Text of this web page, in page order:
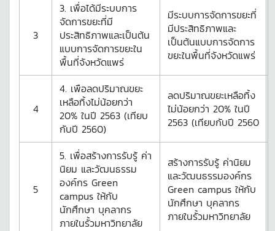
3
3. เพื่อได้มีระบบการ
จัดการขยะที่มี
ประสิทธิภาพและเป็นต้น
แบบการจัดการขยะใน
พื้นที่จังหวัดแพร่
มีระบบการจัดการขยะที่
มีประสิทธิภาพและ
เป็นต้นแบบการจัดการ
ขยะในพื้นที่จังหวัดแพร่
4
4. เพือลดปริมาณขยะ
เหลือทิ้งไม่น้อยกว่า
20% ในปี 2563 (เทียบ
กับปี 2560)
ลดปริมาณขยะเหลือทิ้ง
ไม่น้อยกว่า 20% ในปี
2563 (เทียบกับปี 2560
5
5. เพื่อสร้างการรับรู้ ค่า
นิยม และวัฒนธรรม
องค์กร Green
campus ให้กับ
นักศึกษา บุคลากร
ภายในรั้วมหาวิทยาลัย
สร้างการรับรู้ ค่านิยม
และวัฒนธรรมองค์กร
Green campus ให้กับ
นักศึกษา บุคลากร
ภายในรั้วมหาวิทยาลัย